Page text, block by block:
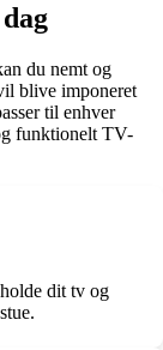
du nemt og
blive imponeret
til enhver
funktionelt TV-
dit tv og